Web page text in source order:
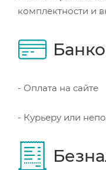
комплектности и
- Оплата на сайте
- Курьеру или